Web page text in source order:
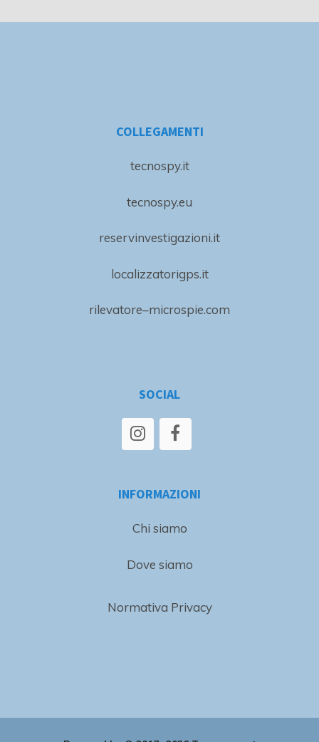
COLLEGAMENTI
tecnospy.it
tecnospy.eu
reservinvestigazioni.it
localizzatorigps.it
rilevatore–microspie.com
SOCIAL
INFORMAZIONI
Chi siamo
Dove siamo
Normativa Privacy